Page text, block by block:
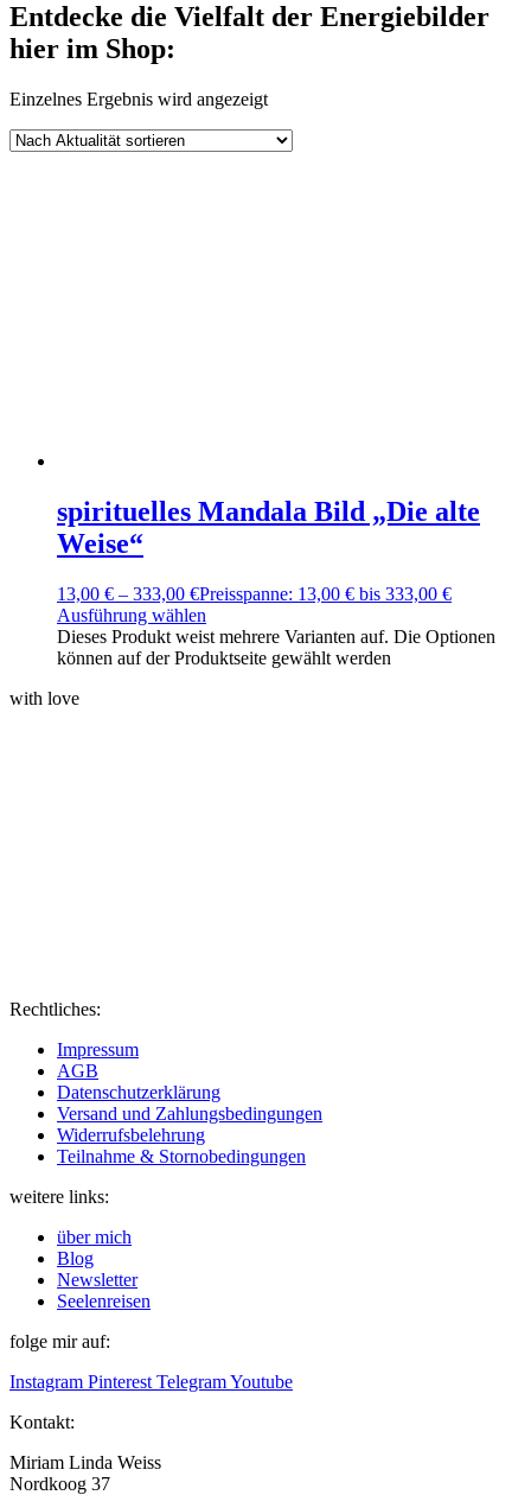
Entdecke die Vielfalt der Energiebilder
hier im Shop:
Einzelnes Ergebnis wird angezeigt
spirituelles Mandala Bild „Die alte
Weise“
13,00 € – 333,00 €Preisspanne: 13,00 € bis 333,00 €
Ausführung wählen
Dieses Produkt weist mehrere Varianten auf. Die Optionen
können auf der Produktseite gewählt werden
with love
Rechtliches:
Impressum
AGB
Datenschutzerklärung
Versand und Zahlungsbedingungen
Widerrufsbelehrung
Teilnahme & Stornobedingungen
weitere links:
über mich
Blog
Newsletter
Seelenreisen
folge mir auf:
Instagram Pinterest TelegramYoutube
Kontakt:
Miriam Linda Weiss
Nordkoog 37